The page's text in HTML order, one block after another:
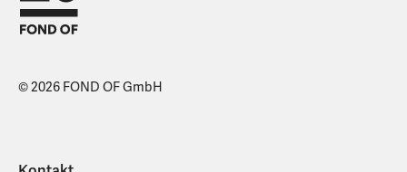
© 2026 FOND OF GmbH